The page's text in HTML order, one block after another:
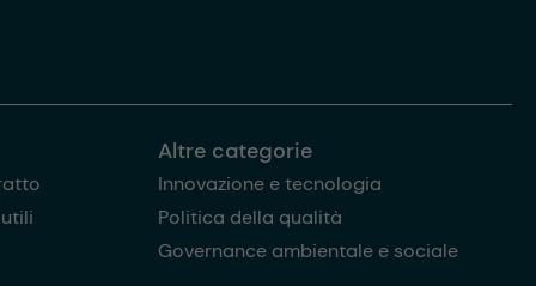
Altre categorie
Innovazione e tecnologia
Politica della qualità
Governance ambientale e sociale